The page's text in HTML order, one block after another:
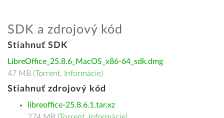
SDK a zdrojový kód
Stiahnuť SDK
LibreOffice_25.8.6_MacOS_x86-64_sdk.dmg
47 MB (Torrent, Informácie)
Stiahnuť zdrojový kód
libreoffice-25.8.6.1.tar.xz